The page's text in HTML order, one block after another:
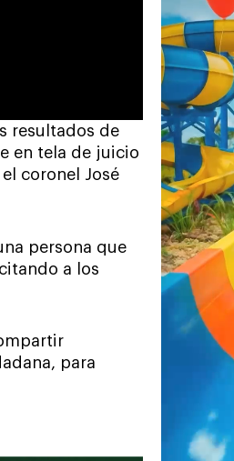
resultados de
en tela de juicio
coronel José
persona que
a los
para